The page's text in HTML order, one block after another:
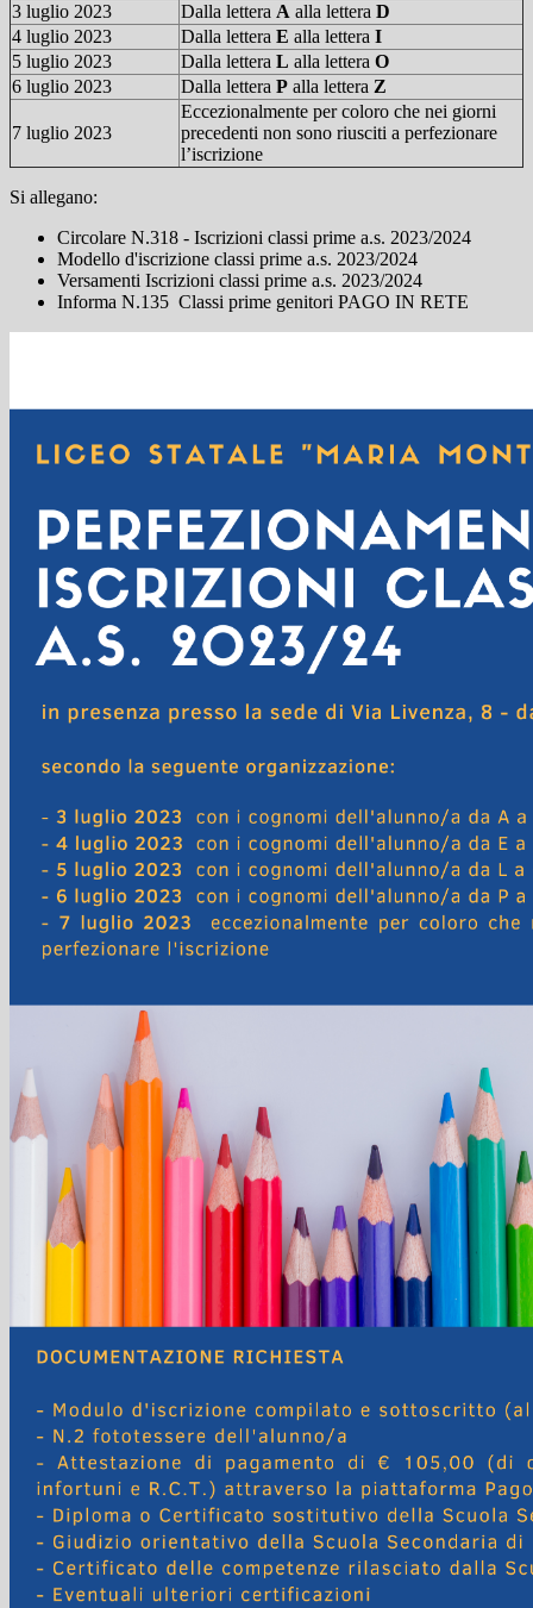
3 luglio 2023
Dalla lettera A alla lettera D
4 luglio 2023
Dalla lettera E alla lettera I
5 luglio 2023
Dalla lettera L alla lettera O
6 luglio 2023
Dalla lettera P alla lettera Z
7 luglio 2023
Eccezionalmente per coloro che nei giorni
precedenti non sono riusciti a perfezionare
l’iscrizione
Si allegano:
Circolare N.318 - Iscrizioni classi prime a.s. 2023/2024
Modello d'iscrizione classi prime a.s. 2023/2024
Versamenti Iscrizioni classi prime a.s. 2023/2024
Informa N.135 Classi prime genitori PAGO IN RETE